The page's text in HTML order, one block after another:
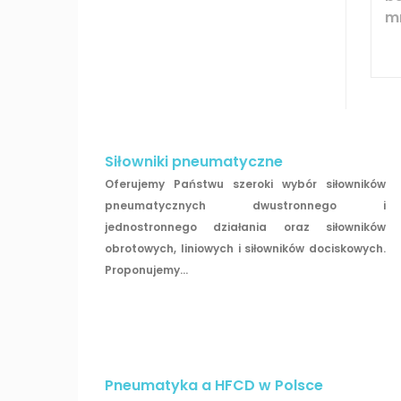
Siłowniki pneumatyczne
Oferujemy Państwu szeroki wybór siłowników
pneumatycznych dwustronnego i
jednostronnego działania oraz siłowników
obrotowych, liniowych i siłowników dociskowych.
Proponujemy...
Pneumatyka a HFCD w Polsce